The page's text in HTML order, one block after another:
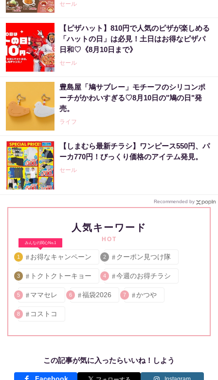
セール
【ピザハット】810円で人気のピザが楽しめる
「ハットの日」は必見！土日はお得なピザパ
日和♡《8月10日まで》
セール
豊島屋「鳩サブレー」モチーフのシリコンポ
ーチがかわいすぎる♡8月10日の"鳩の日"発
売。
ライフ
【しまむら最新チラシ】ワンピース550円、パ
ーカ770円！びっくり価格のアイテム発見。
セール
Recommended by
人気キーワード
HOT
みんなの関心No.1
1 お得なキャンペーン 2 クーポン見つけ隊
3 トクトクトーキョー 4 今週のお得チラシ
5 ママセレ 6 福袋2026 7 かつや
8 コストコ
この記事が気に入ったらいいね！しよう